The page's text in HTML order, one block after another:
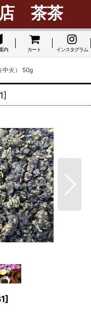
店 茶茶
内 カート インスタグラム
中火） 50g
]
]